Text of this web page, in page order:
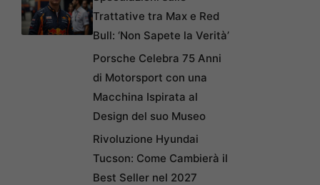
Trattative tra Max e Red
Bull: ‘Non Sapete la Verità’
Porsche Celebra 75 Anni
di Motorsport con una
Macchina Ispirata al
Design del suo Museo
Rivoluzione Hyundai
Tucson: Come Cambierà il
Best Seller nel 2027